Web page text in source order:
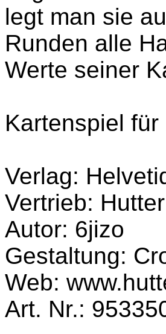
legt man sie
Runden alle
Werte seiner
Kartenspiel
Verlag:
Vertrieb:
Autor: 6jizo
Gestaltung:
Web:
Art. Nr.: